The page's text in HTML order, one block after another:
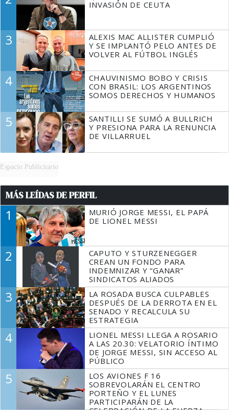
INVASIÓN DE CEUTA
3
ALEXIS MAC ALLISTER CUMPLIÓ
Y SE IMPLANTÓ PELO ANTES DE
VOLVER AL FÚTBOL INGLÉS
4
CHAUVINISMO BOBO Y CRISIS
CON BRASIL: LOS ARGENTINOS
SOMOS DERECHOS Y HUMANOS
5
SANTILLI SE SUMÓ A BULLRICH
Y PRESIONA PARA LA RENUNCIA
DE VILLARRUEL
Espacio Publicitario
MÁS LEÍDAS DE PERFIL
1
MURIÓ JORGE MESSI, EL PAPÁ
DE LIONEL MESSI
2
CAPUTO Y STURZENEGGER
CREAN UN FONDO PARA
INDEMNIZAR Y “GANAR”
SINDICATOS ALIADOS
3
LA ROSADA BUSCA CULPABLES
DESPUÉS DE LA DERROTA EN EL
SENADO Y RECALCULA SU
ESTRATEGIA
4
LIONEL MESSI LLEGA A ROSARIO
A LAS 20.30: VELATORIO ÍNTIMO
DE JORGE MESSI, SIN ACCESO AL
PÚBLICO
5
LOS AVIONES F 16
SOBREVOLARÁN EL CENTRO
PORTEÑO Y EL LUNES
PARTICIPARÁN DE LA
CELEBRACIÓN DE LA FUERZA